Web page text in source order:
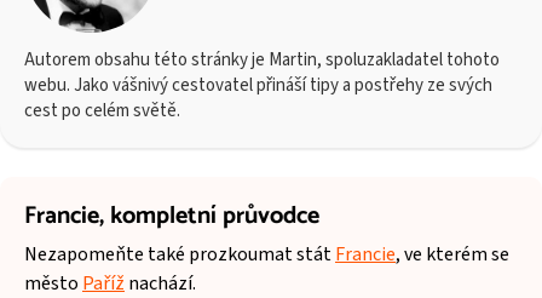
Autorem obsahu této stránky je Martin, spoluzakladatel tohoto
webu. Jako vášnivý cestovatel přináší tipy a postřehy ze svých
cest po celém světě.
Francie,kompletní průvodce
Nezapomeňte také prozkoumat státFrancie, ve kterém se
město Paříž nachází.